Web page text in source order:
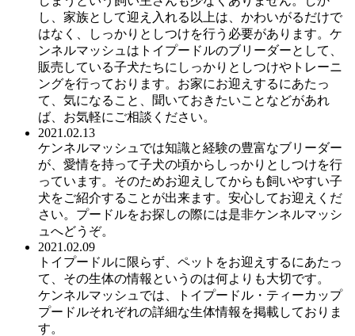
し、家族として迎え入れる以上は、かわいがるだけで
はなく、しっかりとしつけを行う必要があります。ケ
ンネルマッシュはトイプードルのブリーダーとして、
販売している子犬たちにしっかりとしつけやトレーニ
ングを行っております。お家にお迎えするにあたっ
て、気になること、聞いておきたいことなどがあれ
ば、お気軽にご相談ください。
2021.02.13
ケンネルマッシュでは知識と経験の豊富なブリーダー
が、愛情を持って子犬の頃からしっかりとしつけを行
っています。そのためお迎えしてからも飼いやすい子
犬をご紹介することが出来ます。安心してお迎えくだ
さい。プードルをお探しの際には是非ケンネルマッシ
ュへどうぞ。
2021.02.09
トイプードルに限らず、ペットをお迎えするにあたっ
て、その生体の情報というのは何よりも大切です。
ケンネルマッシュでは、トイプードル・ティーカップ
プードルそれぞれの詳細な生体情報を掲載しておりま
す。